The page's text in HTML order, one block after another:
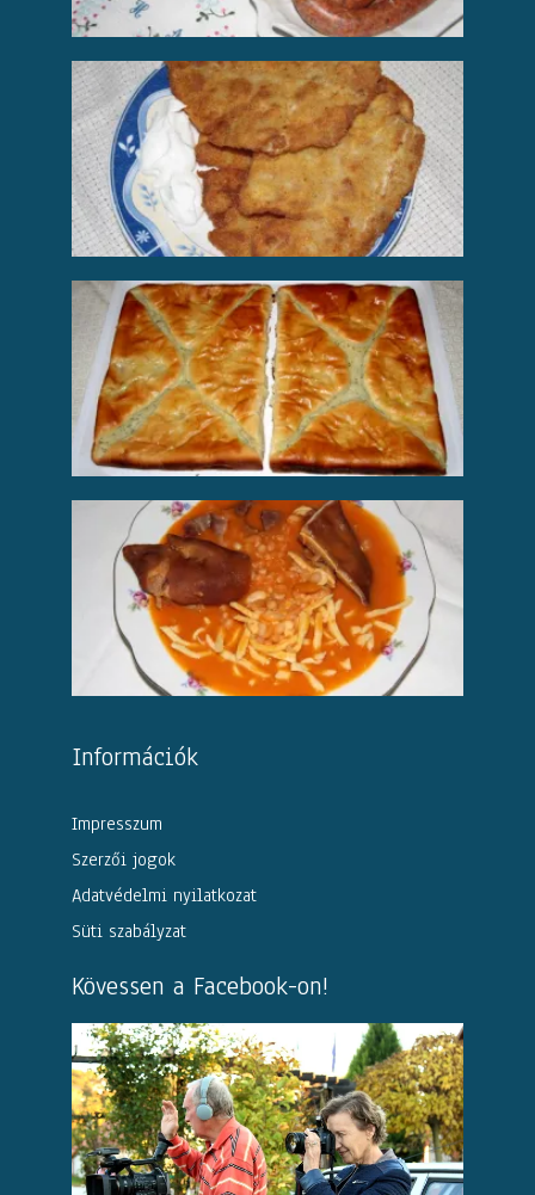
Információk
Impresszum
Szerzői jogok
Adatvédelmi nyilatkozat
Süti szabályzat
Kövessen a Facebook-on!